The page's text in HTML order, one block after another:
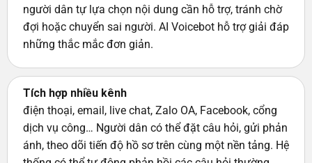
người dân tự lựa chọn nội dung cần hỗ trợ, tránh chờ
đợi hoặc chuyển sai người. AI Voicebot hỗ trợ giải đáp
những thắc mắc đơn giản.
Tích hợp nhiều kênh
điện thoại, email, live chat, Zalo OA, Facebook, cổng
dịch vụ công… Người dân có thể đặt câu hỏi, gửi phản
ánh, theo dõi tiến độ hồ sơ trên cùng một nền tảng. Hệ